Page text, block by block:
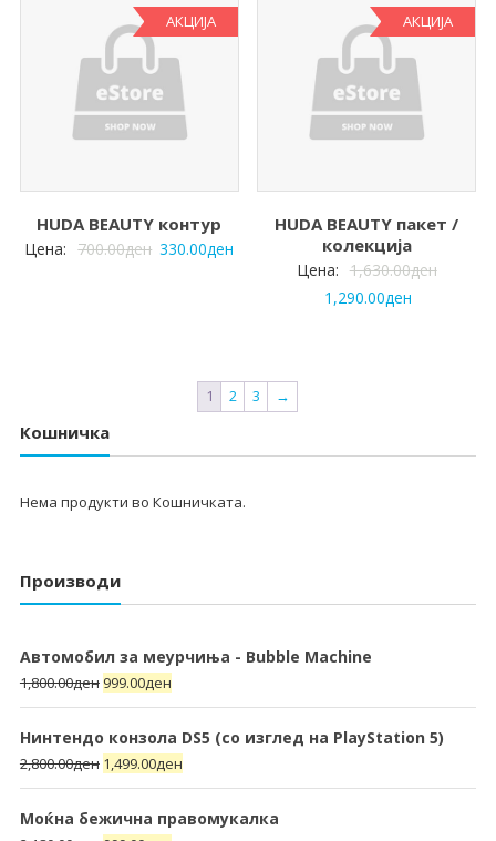
АКЦИЈА
HUDA BEAUTY контур
Цена: 700.00ден 330.00ден
АКЦИЈА
HUDA BEAUTY пакет /
колекција
Цена: 1,630.00ден
1,290.00ден
1 2 3 →
Кошничка
Нема продукти во Кошничката.
Производи
Автомобил за меурчиња - Bubble Machine
1,800.00ден 999.00ден
Нинтендо конзола DS5 (со изглед на PlayStation 5)
2,800.00ден 1,499.00ден
Моќна бежична правомукалка